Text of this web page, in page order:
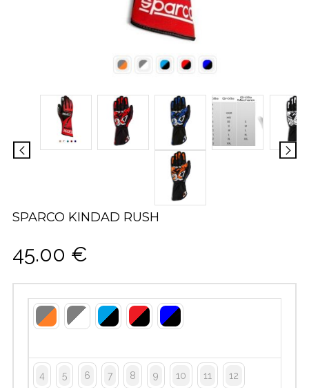
SPARCO KINDAD RUSH
45.00 €
4 5 6 7 8 9 10 11 12